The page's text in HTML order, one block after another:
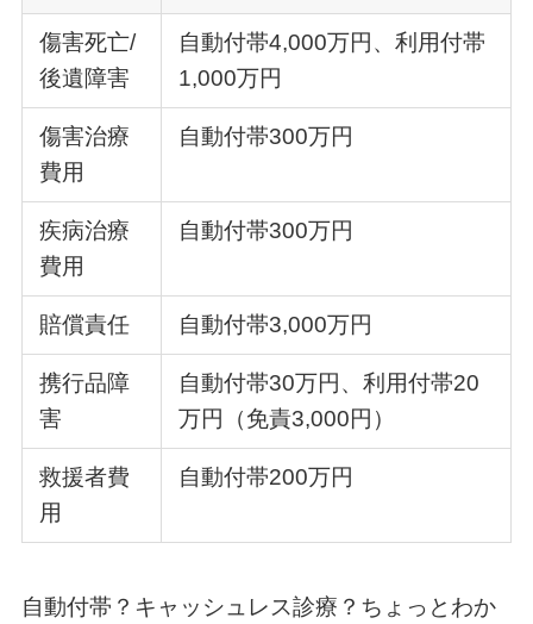
傷害死亡/
後遺障害
自動付帯4,000万円、利用付帯
1,000万円
傷害治療
費用
自動付帯300万円
疾病治療
費用
自動付帯300万円
賠償責任 自動付帯3,000万円
携行品障
害
自動付帯30万円、利用付帯20
万円（免責3,000円）
救援者費
用
自動付帯200万円
自動付帯？キャッシュレス診療？ちょっとわか